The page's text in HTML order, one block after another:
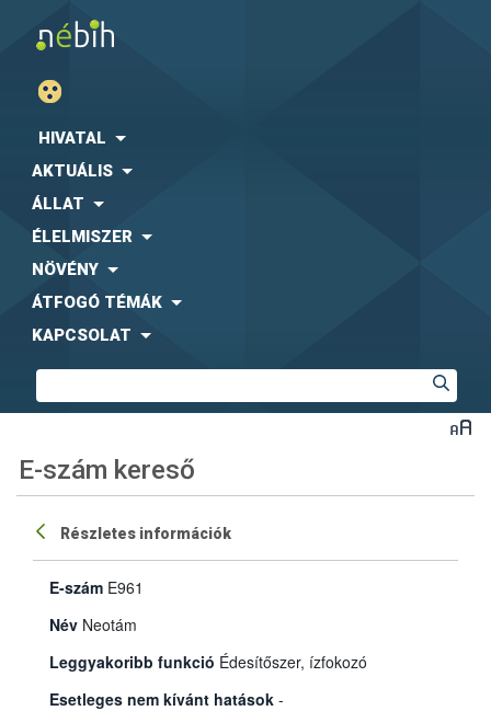
HIVATAL
AKTUÁLIS
ÁLLAT
ÉLELMISZER
NÖVÉNY
ÁTFOGÓ TÉMÁK
KAPCSOLAT
E-szám kereső
Részletes információk
E-szám E961
Név Neotám
Leggyakoribb funkció Édesítőszer, ízfokozó
Esetleges nem kívánt hatások -